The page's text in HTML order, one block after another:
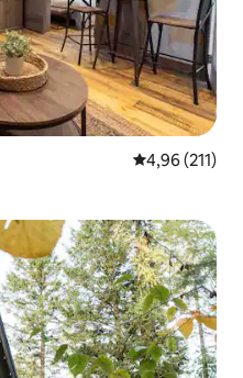
4,96 de uma
4,96 (211)
hóspedes